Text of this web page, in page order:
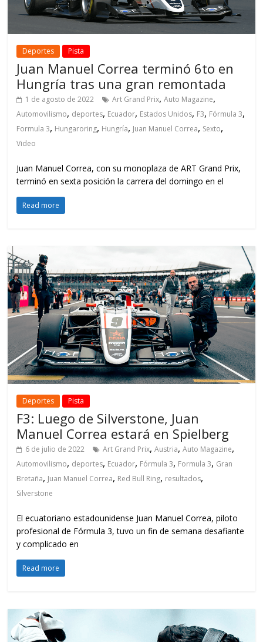
Deportes Pista
Juan Manuel Correa terminó 6to en
Hungría tras una gran remontada
1 de agosto de 2022 Art Grand Prix,Auto Magazine,
Automovilismo, deportes, Ecuador, Estados Unidos, F3, Fórmula 3,
Formula 3, Hungaroring, Hungría, Juan Manuel Correa, Sexto,
Video
Juan Manuel Correa, con su monoplaza de ART Grand Prix,
terminó en sexta posición la carrera del domingo en el
Read more
Deportes Pista
F3: Luego de Silverstone, Juan
Manuel Correa estará en Spielberg
6 de julio de 2022 Art Grand Prix,Austria,Auto Magazine,
Automovilismo, deportes, Ecuador, Fórmula 3, Formula 3, Gran
Bretaña, Juan Manuel Correa, Red Bull Ring, resultados,
Silverstone
El ecuatoriano estadounidense Juan Manuel Correa, piloto
profesional de Fórmula 3, tuvo un fin de semana desafiante
y complicado en
Read more